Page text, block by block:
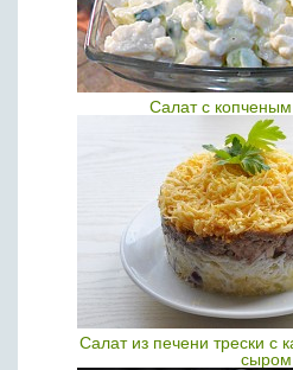
Салат с
Салат из печени трески с
сыром